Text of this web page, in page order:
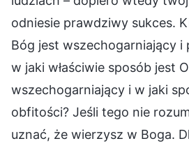
odniesie prawdziwy sukces.
Bóg jest wszechogarniający i
w jaki właściwie sposób jest
wszechogarniający i w jaki
obfitości? Jeśli tego nie
uznać, że wierzysz w Boga.